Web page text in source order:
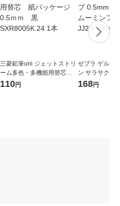
三菱鉛筆uni ジェットストリ
ーム多色・多機能用替芯
紙パッケージ 0.5ｍｍ 黒
110円
ゼブラ ゲルイ
ン サラサクリ
定 ムーミン ム
168円